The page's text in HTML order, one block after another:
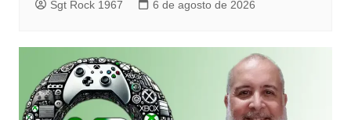
Sgt Rock 1967 6 de agosto de 2026